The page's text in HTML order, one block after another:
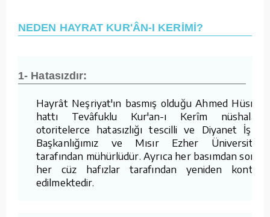
NEDEN HAYRAT KUR'ÂN-I KERİMİ?
1- Hatasızdır:
Hayrât Neşriyat'ın basmış olduğu Ahmed Hüsrev
hattı Tevâfuklu Kur'an-ı Kerîm nüshaları,
otoritelerce hatasızlığı tescilli ve Diyanet İşleri
Başkanlığımız ve Mısır Ezher Üniversitesi
tarafından mühürlüdür. Ayrıca her basımdan sonra
her cüz hafızlar tarafından yeniden kontrol
edilmektedir.